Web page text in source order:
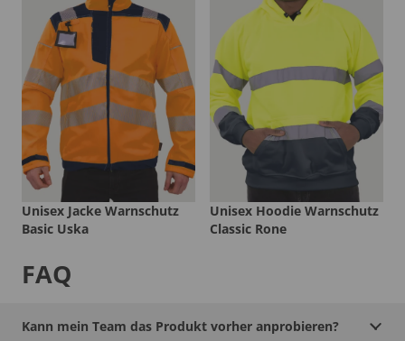
Unisex Jacke Warnschutz
Basic Uska
Unisex Hoodie Warnschutz
Classic Rone
FAQ
Kann mein Team das Produkt vorher anprobieren?